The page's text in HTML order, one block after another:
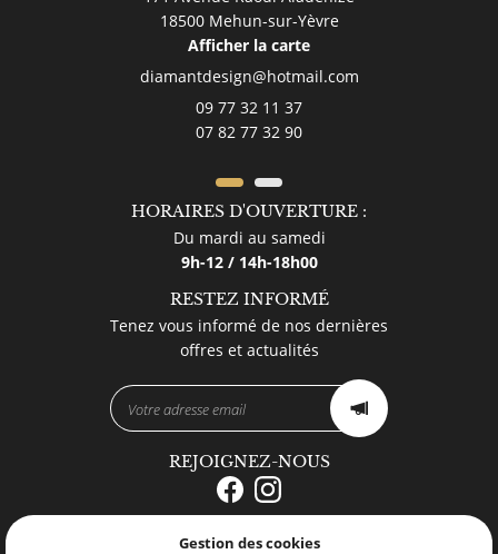
18500 Mehun-sur-Yèvre
Afficher la carte
09 77 32 11 37
07 82 77 32 90
HORAIRES D'OUVERTURE :
Du mardi au samedi
9h-12 / 14h-18h00
RESTEZ INFORMÉ
Tenez vous informé de nos dernières
offres et actualités
REJOIGNEZ-NOUS
Mentions Légales
Gestion des cookies